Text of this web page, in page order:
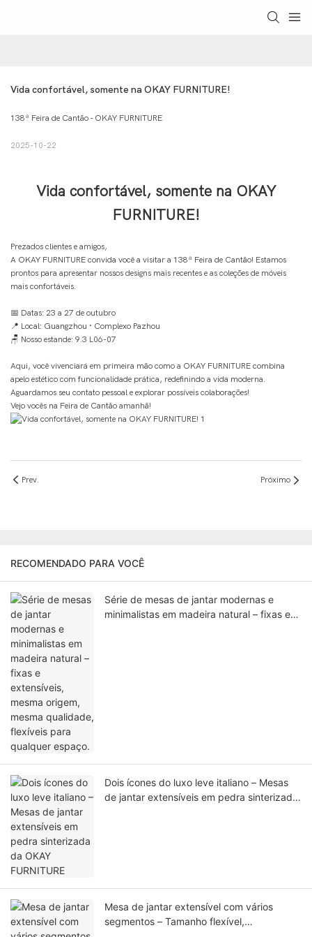
Vida confortável, somente na OKAY FURNITURE!
138ª Feira de Cantão - OKAY FURNITURE
2025-10-22
Vida confortável, somente na OKAY
FURNITURE!
Prezados clientes e amigos,
A OKAY FURNITURE convida você a visitar a 138ª Feira de Cantão! Estamos
prontos para apresentar nossos designs mais recentes e as coleções de móveis
mais confortáveis.
📅 Datas: 23 a 27 de outubro
📍 Local: Guangzhou · Complexo Pazhou
🪑 Nosso estande: 9.3 L06-07
Aqui, você vivenciará em primeira mão como a OKAY FURNITURE combina
apelo estético com funcionalidade prática, redefinindo a vida moderna.
Aguardamos seu contato pessoal e explorar possíveis colaborações!
Vejo vocês na Feira de Cantão amanhã!
Prev. Próximo
RECOMENDADO PARA VOCÊ
Série de mesas de jantar modernas e
minimalistas em madeira natural – fixas e
Dois ícones do luxo leve italiano – Mesas
de jantar extensíveis em pedra sinterizada
Mesa de jantar extensível com vários
segmentos – Tamanho flexível,